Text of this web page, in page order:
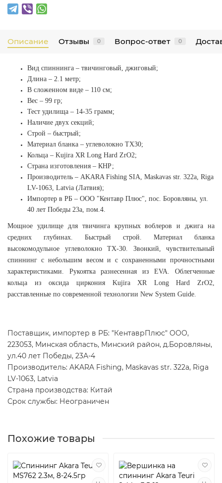
Описание Отзывы 0 Вопрос-ответ 0
Вид спиннинга – твичинговый, джиговый;
Длина – 2.1 метр;
В сложенном виде – 110 см;
Вес – 99 гр;
Тест удилища – 14-35 грамм;
Наличие двух секций;
Строй – быстрый;
Материал бланка – углеволокно ТХ30;
Кольца – Kujira XR Long Hard ZrO2;
Страна изготовления – КНР;
Производитель – AKARA Fishing SIA, Maskavas str. 322a, Riga
LV-1063, Latvia (Латвия);
Импортер в РБ – ООО "Кентавр Плюс", пос. Боровляны, ул.
40 лет Победы 23а, пом.4.
Мощное удилище для твичинга крупных воблеров и джига на
средних глубинах. Быстрый строй. Материал бланка
высокомодульное углеволокно ТХ-30. Звонкий, чувствительный
спиннинг с небольшим весом и с сохраненными прочностными
характеристиками. Рукоятка разнесенная из EVA. Облегченные
кольца из оксида циркония Kujira XR Long Hard ZrO2,
расставленные по современной технологии New System Guide.
Поставщик, импортер в РБ: "КентаврПлюс" ООО,
223053, Минская область, Минский район, д.Боровляны,
ул.40 лет Победы, 23А-4
Производитель: AKARA Fishing, Maskavas str. 322a, Riga
LV-1063, Latvia
Страна производства: Китай
Срок службы: Неограничен
Похожие товары